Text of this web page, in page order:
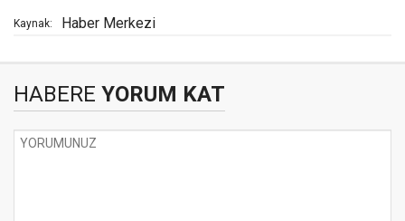
Kaynak: Haber Merkezi
HABERE YORUM KAT